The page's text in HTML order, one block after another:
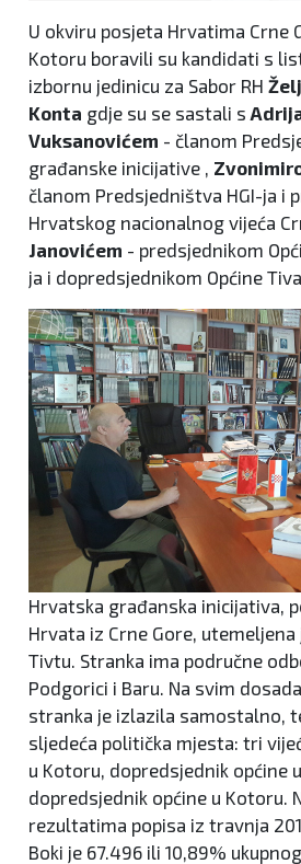
U okviru posjeta Hrvatima Crne
Kotoru boravili su kandidati s
izbornu jedinicu za Sabor RH
Konta gdje su se sastali s
Vuksanovićem - članom
građanske inicijative ,
članom Predsjedništva HGI-ja i
Hrvatskog nacionalnog vijeća
Janovićem - predsjednikom
ja i dopredsjednikom Općine
Hrvatska građanska inicijativa,
Hrvata iz Crne Gore,
Tivtu. Stranka ima područne
Podgorici i Baru. Na svim
stranka je izlazila samostalno,
sljedeća politička mjesta: tri
u Kotoru, dopredsjednik općine
dopredsjednik općine u Kotoru.
rezultatima popisa iz travnja
Boki je 67.496 ili 10,89%